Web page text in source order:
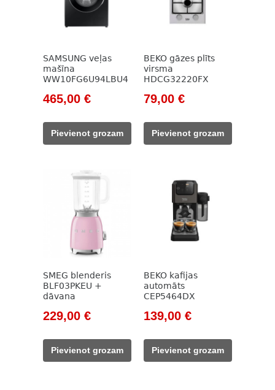
SAMSUNG veļas
mašīna
WW10FG6U94LBU4
Original
was:
658,00 €.
465,00 €Current
465,00 €.
Pievienot grozam
BEKO gāzes plīts
virsma
HDCG32220FX
Original
was:
890,00 €.
79,00 €Current
Pievienot grozam
SMEG blenderis
BLF03PKEU +
dāvana
Original
was:
262,00 €.
229,00 €Current
229,00 €.
Pievienot grozam
BEKO kafijas
automāts
CEP5464DX
Original
was:
785,00 €.
139,00 €Current
139,00 €.
Pievienot grozam